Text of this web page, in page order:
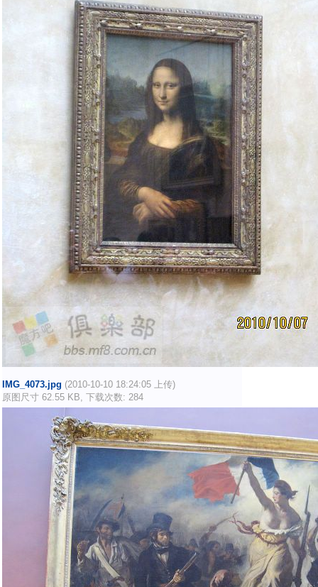
IMG_4073.jpg (2010-10-10 18:24:05 上传)
原图尺寸 62.55 KB, 下载次数: 284